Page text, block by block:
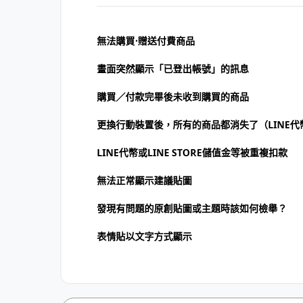
無法購買⋅贈送付費商品
畫面突然顯示「已登出帳號」的訊息
購買／付款完畢後未收到購買的商品
更換行動裝置後，所有的商品都消失了（LINE代
LINE代幣或LINE STORE儲值金等被重複扣款
無法正常顯示建議貼圖
發現有問題的原創貼圖或主題時該如何檢舉？
表情貼以文字方式顯示